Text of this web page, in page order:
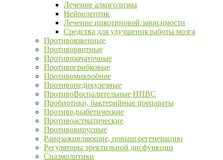
Лечение алкоголизма
Нейролептик
Лечение никотиновой зависимости
Средства для улучшения работы мозга
Противоязвенные
Противорвотные
Противозачаточные
Противогрибковые
Противомикробное
Противопедикулезные
ПротивоВоспалительные НПВС
Пробиотики, бактерийные препараты
Противодиабетические
Противоастматические
Противовирусные
Ранозаживляющие, повыш регенерацию
Регуляторы эректильной дисфункции
Спазмолитики